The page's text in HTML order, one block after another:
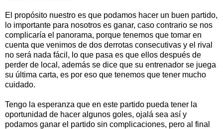
El propósito nuestro es que podamos hacer un buen partido,
lo importante para nosotros es ganar, caso contrario se nos
complicaría el panorama, porque tenemos que tomar en
cuenta que venimos de dos derrotas consecutivas y el rival
no será nada fácil, lo que pasa es que ellos después de
perder de local, además se dice que su entrenador se juega
su última carta, es por eso que tenemos que tener mucho
cuidado.
Tengo la esperanza que en este partido pueda tener la
oportunidad de hacer algunos goles, ojalá sea así y
podamos ganar el partido sin complicaciones, pero al final